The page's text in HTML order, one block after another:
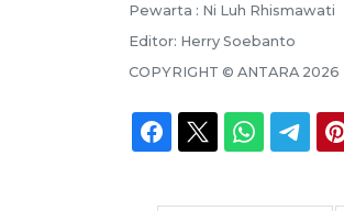
Pewarta : Ni Luh Rhismawati
Editor: Herry Soebanto
COPYRIGHT © ANTARA 2026